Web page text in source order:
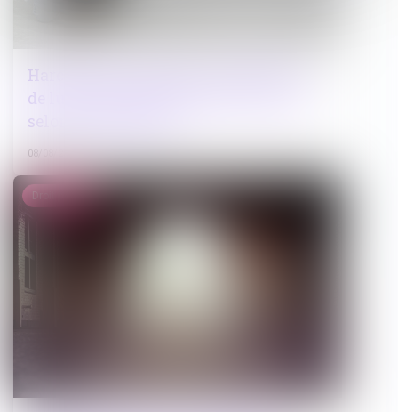
Harcèlement à l’école : les dispositifs
de lutte « pas suffisamment connus »,
selon la médiatrice
08/08/2023
Droit public